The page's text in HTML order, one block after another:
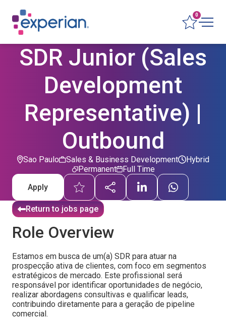
0
SDR Junior (Sales
Development
Representative) |
Outbound
Sao Paulo
Sales & Business Development
Permanent
Hybrid
Full Time
Apply
Return to jobs page
Role Overview
Estamos em busca de um(a) SDR para atuar na
prospecção ativa de clientes, com foco em segmentos
estratégicos de mercado. Este profissional será
responsável por identificar oportunidades de negócio,
realizar abordagens consultivas e qualificar leads,
contribuindo diretamente para a geração de pipeline
comercial.